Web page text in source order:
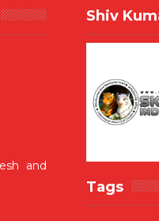
and
Shiv
Tags